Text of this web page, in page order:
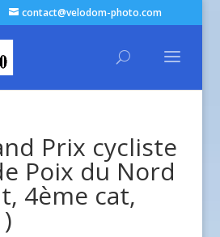
contact@velodom-photo.com
Prix cycliste
Poix du Nord
4ème cat,